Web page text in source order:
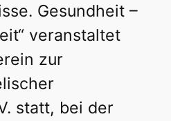
Gesundheit –
veranstaltet
zur
statt, bei der